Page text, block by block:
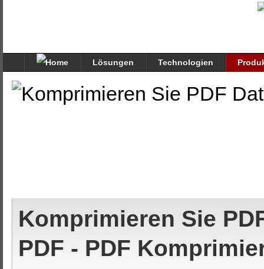
Lösungen Technologien
Komprimieren Sie
PDF - PDF